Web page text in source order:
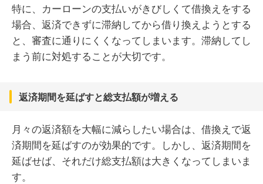
特に、カーローンの支払いがきびしくて借換えをする
場合、返済できずに滞納してから借り換えようとする
と、審査に通りにくくなってしまいます。滞納してし
まう前に対処することが大切です。
返済期間を延ばすと総支払額が増える
月々の返済額を大幅に減らしたい場合は、借換えで返
済期間を延ばすのが効果的です。しかし、返済期間を
延ばせば、それだけ総支払額は大きくなってしまいま
す。